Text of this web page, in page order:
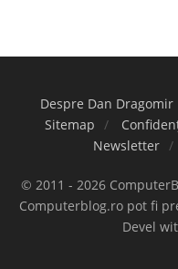
Despre Dan Dragomir
Sitemap
Newsletter
© 2011 - 2026
Computerblog.ro pot fi
Devel